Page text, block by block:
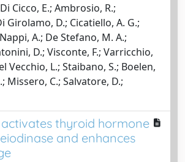
Cicco, E.; Ambrosio, R.;
Girolamo, D.; Cicatiello, A. G.;
A.; De Stefano, M. A.;
D.; Visconte, F.; Varricchio,
Vecchio, L.; Staibano, S.; Boelen,
Missero, C.; Salvatore, D.;
activates thyroid hormone
and enhances